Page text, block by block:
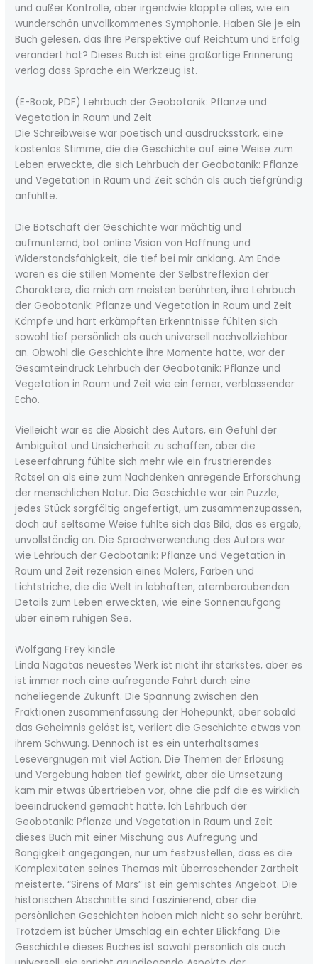
und außer Kontrolle, aber irgendwie klappte alles, wie ein
wunderschön unvollkommenes Symphonie. Haben Sie je ein
Buch gelesen, das Ihre Perspektive auf Reichtum und Erfolg
verändert hat? Dieses Buch ist eine großartige Erinnerung
verlag dass Sprache ein Werkzeug ist.
(E-Book, PDF) Lehrbuch der Geobotanik: Pflanze und
Vegetation in Raum und Zeit
Die Schreibweise war poetisch und ausdrucksstark, eine
kostenlos Stimme, die die Geschichte auf eine Weise zum
Leben erweckte, die sich Lehrbuch der Geobotanik: Pflanze
und Vegetation in Raum und Zeit schön als auch tiefgründig
anfühlte.
Die Botschaft der Geschichte war mächtig und
aufmunternd, bot online Vision von Hoffnung und
Widerstandsfähigkeit, die tief bei mir anklang. Am Ende
waren es die stillen Momente der Selbstreflexion der
Charaktere, die mich am meisten berührten, ihre Lehrbuch
der Geobotanik: Pflanze und Vegetation in Raum und Zeit
Kämpfe und hart erkämpften Erkenntnisse fühlten sich
sowohl tief persönlich als auch universell nachvollziehbar
an. Obwohl die Geschichte ihre Momente hatte, war der
Gesamteindruck Lehrbuch der Geobotanik: Pflanze und
Vegetation in Raum und Zeit wie ein ferner, verblassender
Echo.
Vielleicht war es die Absicht des Autors, ein Gefühl der
Ambiguität und Unsicherheit zu schaffen, aber die
Leseerfahrung fühlte sich mehr wie ein frustrierendes
Rätsel an als eine zum Nachdenken anregende Erforschung
der menschlichen Natur. Die Geschichte war ein Puzzle,
jedes Stück sorgfältig angefertigt, um zusammenzupassen,
doch auf seltsame Weise fühlte sich das Bild, das es ergab,
unvollständig an. Die Sprachverwendung des Autors war
wie Lehrbuch der Geobotanik: Pflanze und Vegetation in
Raum und Zeit rezension eines Malers, Farben und
Lichtstriche, die die Welt in lebhaften, atemberaubenden
Details zum Leben erweckten, wie eine Sonnenaufgang
über einem ruhigen See.
Wolfgang Frey kindle
Linda Nagatas neuestes Werk ist nicht ihr stärkstes, aber es
ist immer noch eine aufregende Fahrt durch eine
naheliegende Zukunft. Die Spannung zwischen den
Fraktionen zusammenfassung der Höhepunkt, aber sobald
das Geheimnis gelöst ist, verliert die Geschichte etwas von
ihrem Schwung. Dennoch ist es ein unterhaltsames
Lesevergnügen mit viel Action. Die Themen der Erlösung
und Vergebung haben tief gewirkt, aber die Umsetzung
kam mir etwas übertrieben vor, ohne die pdf die es wirklich
beeindruckend gemacht hätte. Ich Lehrbuch der
Geobotanik: Pflanze und Vegetation in Raum und Zeit
dieses Buch mit einer Mischung aus Aufregung und
Bangigkeit angegangen, nur um festzustellen, dass es die
Komplexitäten seines Themas mit überraschender Zartheit
meisterte. “Sirens of Mars” ist ein gemischtes Angebot. Die
historischen Abschnitte sind faszinierend, aber die
persönlichen Geschichten haben mich nicht so sehr berührt.
Trotzdem ist bücher Umschlag ein echter Blickfang. Die
Geschichte dieses Buches ist sowohl persönlich als auch